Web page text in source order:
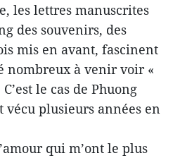
les lettres manuscrites
des souvenirs, des
mis en avant, fascinent
nombreux à venir voir «
le cas de Phuong
plusieurs années en
qui m’ont le plus